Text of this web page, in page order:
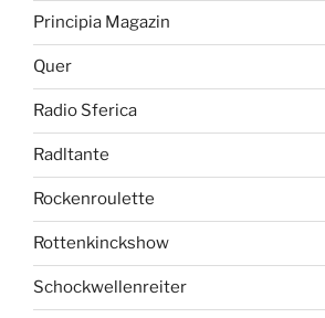
Principia Magazin
Quer
Radio Sferica
Radltante
Rockenroulette
Rottenkinckshow
Schockwellenreiter